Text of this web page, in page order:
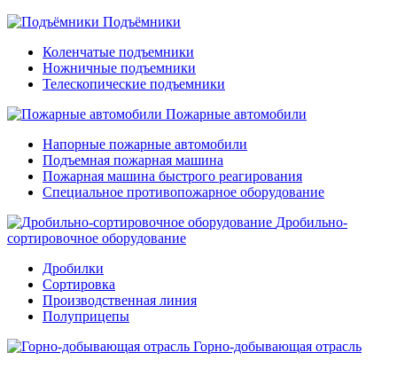
Подъёмники
Коленчатые подъемники
Ножничные подъемники
Телескопические подъемники
Пожарные автомобили
Напорные пожарные автомобили
Подъемная пожарная машина
Пожарная машина быстрого реагирования
Специальное противопожарное оборудование
Дробильно-
сортировочное оборудование
Дробилки
Сортировка
Производственная линия
Полуприцепы
Горно-добывающая отрасль